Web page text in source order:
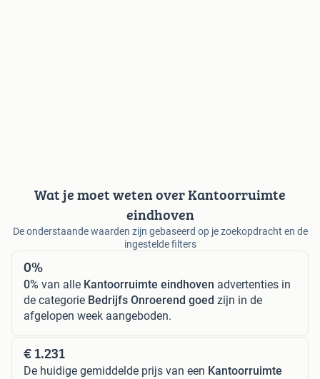
Wat je moet weten over Kantoorruimte
eindhoven
De onderstaande waarden zijn gebaseerd op je zoekopdracht en de
ingestelde filters
0%
0% van alle Kantoorruimte eindhoven advertenties in
de categorie Bedrijfs Onroerend goed zijn in de
afgelopen week aangeboden.
€ 1.231
De huidige gemiddelde prijs van een Kantoorruimte